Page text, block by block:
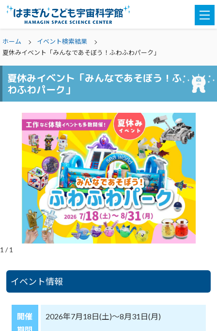
ホーム
イベント検索結果
夏休みイベント「みんなであそぼう！ふわふわパーク」
夏休みイベント「みんなであそぼう！ふ
わふわパーク」
1 /1
イベント情報
開催
2026年7月18日(土)～8月31日(月)